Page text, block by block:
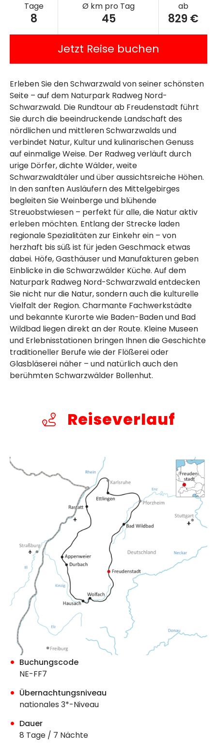
Tage
8
Ø km pro Tag
45
ab
829 €
Jetzt Reise buchen
Erleben Sie den Schwarzwald von seiner schönsten
Seite – auf dem Naturpark Radweg Nord-
Schwarzwald. Die Rundtour ab Freudenstadt führt
Sie durch die beeindruckende Landschaft des
nördlichen und mittleren Schwarzwalds und
verbindet Natur, Kultur und kulinarischen Genuss
auf einmalige Weise. Der Radweg verläuft durch
urige Dörfer, dichte Wälder, weite
Schwarzwaldtäler und über aussichtsreiche Höhen.
In den sanften Ausläufern des Mittelgebirges
begleiten Sie Weinberge und blühende
Streuobstwiesen – perfekt für alle, die Natur aktiv
erleben möchten. Entlang der Strecke laden
regionale Spezialitäten zur Einkehr ein – von
herzhaft bis süß ist für jeden Geschmack etwas
dabei. Höfe, Gasthäuser und Manufakturen geben
Einblicke in die Schwarzwälder Küche. Auf dem
Naturpark Radweg Nord-Schwarzwald entdecken
Sie nicht nur die Natur, sondern auch die kulturelle
Vielfalt der Region. Charmante Fachwerkstädte
und bekannte Kurorte wie Baden-Baden und Bad
Wildbad liegen direkt an der Route. Kleine Museen
und Erlebnisstationen bringen Ihnen die Geschichte
traditioneller Berufe wie der Flößerei oder
Glasbläserei näher – und natürlich auch den
berühmten Schwarzwälder Bollenhut.
Reiseverlauf
Buchungscode
NE-FF7
Übernachtungsniveau
nationales 3*-Niveau
Dauer
8 Tage / 7 Nächte